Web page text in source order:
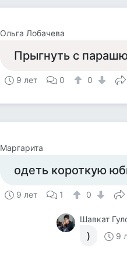
Ольга Лобачева
Прыгнуть с
9 лет 0 0
Маргарита
одеть короткую
9 лет 1 0
Шавкат
) 9